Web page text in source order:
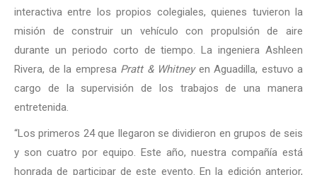
interactiva entre los propios colegiales, quienes tuvieron la
misión de construir un vehículo con propulsión de aire
durante un periodo corto de tiempo. La ingeniera Ashleen
Rivera, de la empresa Pratt & Whitneyen Aguadilla, estuvo a
cargo de la supervisión de los trabajos de una manera
entretenida.
“Los primeros 24 que llegaron se dividieron en grupos de seis
y son cuatro por equipo. Este año, nuestra compañía está
honrada de participar de este evento. En la edición anterior,